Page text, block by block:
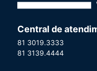
Central de
81 3019.3333
81 3139.4444